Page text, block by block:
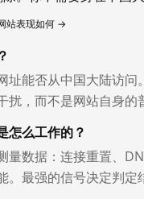
站表现如何 →
址能否从中国大陆访
扰，而不是网站自身的
怎么工作的？
量数据：连接重置、
。最强的信号决定判定